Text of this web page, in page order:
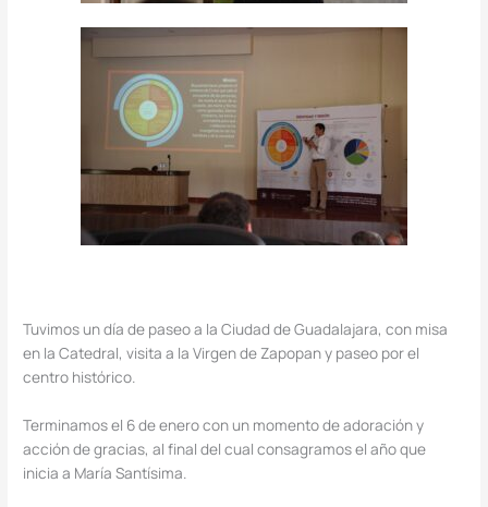
Tuvimos un día de paseo a la Ciudad de Guadalajara, con misa
en la Catedral, visita a la Virgen de Zapopan y paseo por el
centro histórico.
Terminamos el 6 de enero con un momento de adoración y
acción de gracias, al final del cual consagramos el año que
inicia a María Santísima.